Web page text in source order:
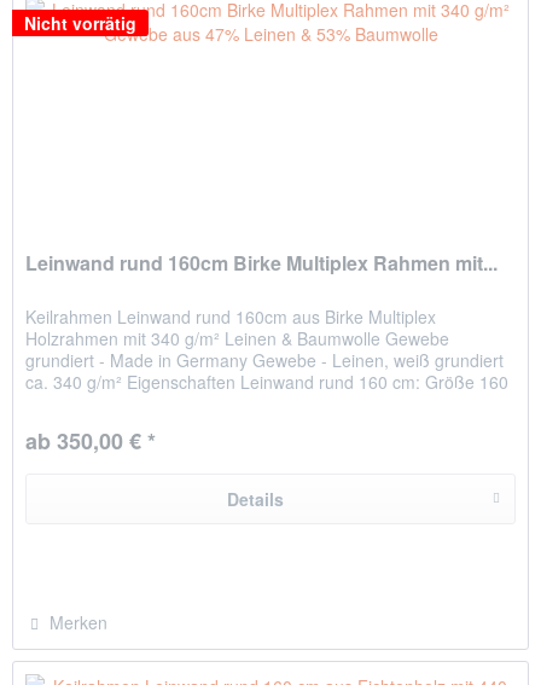
Nicht vorrätig
Leinwand rund 160cm Birke Multiplex Rahmen mit...
Keilrahmen Leinwand rund 160cm aus Birke Multiplex
Holzrahmen mit 340 g/m² Leinen & Baumwolle Gewebe
grundiert - Made in Germany Gewebe - Leinen, weiß grundiert
ca. 340 g/m² Eigenschaften Leinwand rund 160 cm: Größe 160
ab 350,00 € *
Details
Merken